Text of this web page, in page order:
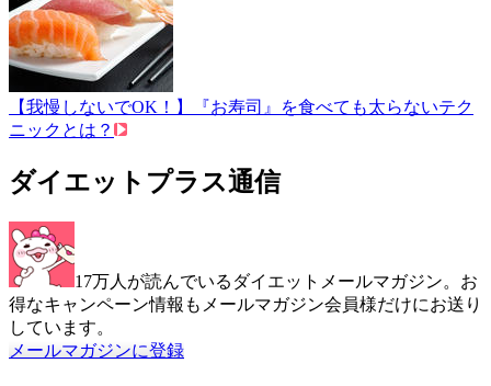
【我慢しないでOK！】『お寿司』を食べても太らないテク
ニックとは？
ダイエットプラス通信
17万人が読んでいるダイエットメールマガジン。お
得なキャンペーン情報もメールマガジン会員様だけにお送り
しています。
メールマガジンに登録